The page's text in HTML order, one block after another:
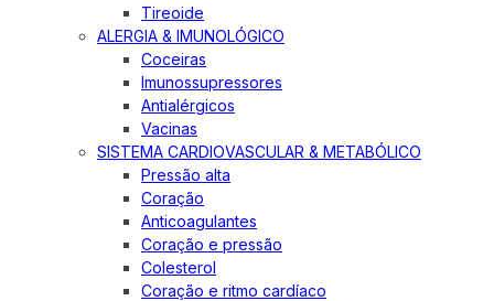
Tireoide
ALERGIA & IMUNOLÓGICO
Coceiras
Imunossupressores
Antialérgicos
Vacinas
SISTEMA CARDIOVASCULAR & METABÓLICO
Pressão alta
Coração
Anticoagulantes
Coração e pressão
Colesterol
Coração e ritmo cardíaco